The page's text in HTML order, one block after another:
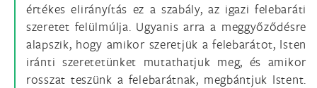
értékes elirányítás ez a szabály, az igazi felebaráti
szeretet felülmúlja. Ugyanis arra a meggyőződésre
alapszik, hogy amikor szeretjük a felebarátot, Isten
iránti szeretetünket mutathatjuk meg, és amikor
rosszat teszünk a felebarátnak, megbántjuk Istent.